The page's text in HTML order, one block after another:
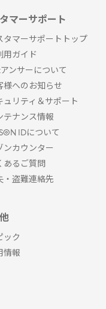
マーサポート
タマーサポートトップ
用ガイド
ンサーについて
様へのお知らせ
ュリティ＆サポート
テナンス情報
IDについて
ンカウンター
あるご質問
・盗難連絡先
ック
情報